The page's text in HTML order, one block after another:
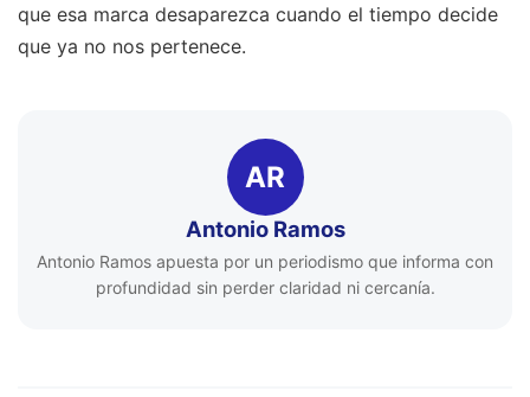
que esa marca desaparezca cuando el tiempo decide
que ya no nos pertenece.
AR
Antonio Ramos
Antonio Ramos apuesta por un periodismo que informa con
profundidad sin perder claridad ni cercanía.